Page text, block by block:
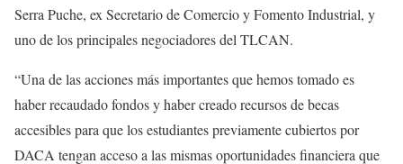
Serra Puche, ex Secretario de Comercio y Fomento Industrial, y
uno de los principales negociadores del TLCAN.
“Una de las acciones más importantes que hemos tomado es
haber recaudado fondos y haber creado recursos de becas
accesibles para que los estudiantes previamente cubiertos por
DACA tengan acceso a las mismas oportunidades financiera que